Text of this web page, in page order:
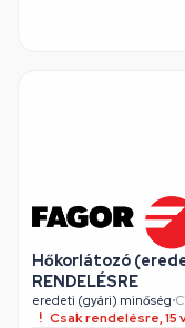
Hőkorlátozó
RENDELÉSRE
eredeti (gyári) minőség•
Csak rendelésre, 15